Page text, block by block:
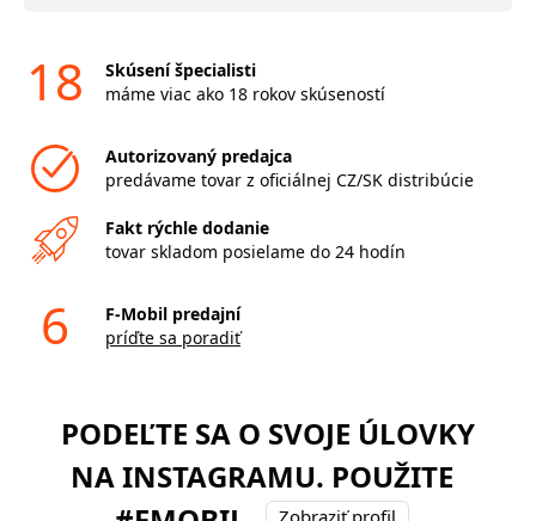
18
Skúsení špecialisti
máme viac ako 18 rokov skúseností
Autorizovaný predajca
predávame tovar z oficiálnej CZ/SK distribúcie
Fakt rýchle dodanie
tovar skladom posielame do 24 hodín
6
F-Mobil predajní
príďte sa poradiť
PODEĽTE SA O SVOJE ÚLOVKY
NA INSTAGRAMU. POUŽITE